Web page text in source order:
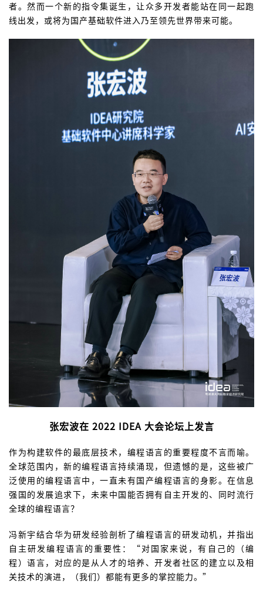
者。然而一个新的指令集诞生，让众多开发者能站在同一起跑
线出发，或将为国产基础软件进入乃至领先世界带来可能。
张宏波在 2022 IDEA 大会论坛上发言
作为构建软件的最底层技术，编程语言的重要程度不言而喻。
全球范围内，新的编程语言持续涌现，但遗憾的是，这些被广
泛使用的编程语言中，一直未有国产编程语言的身影。在信息
强国的发展追求下，未来中国能否拥有自主开发的、同时流行
全球的编程语言？
冯新宇结合华为研发经验剖析了编程语言的研发动机，并指出
自主研发编程语言的重要性：“对国家来说，有自己的（编
程）语言，对应的是从人才的培养、开发者社区的建立以及相
关技术的演进，（我们）都能有更多的掌控能力。”